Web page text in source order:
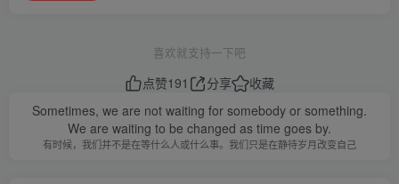
喜欢就支持一下吧
点赞191 分享
收藏
Sometimes, we are not waiting for somebody or something.
We are waiting to be changed as time goes by.
有时候，我们并不是在等什么人或什么事。我们只是在静待岁月改变自己